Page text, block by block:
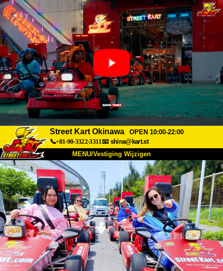
Street Kart Okinawa
OPEN 10:00-22:00
📞+81-90-3322-3311📧 shina@kart.st
MENU/Vestiging Wijzigen
TOP
Over Ons Specificaties Prijs
Bereikbaarheid Reviews Veelgestelde Vragen
Bedrijf Reserveren
Vestiging Wijzigen
Tokio Shinagawa Tokio Akihabara#1